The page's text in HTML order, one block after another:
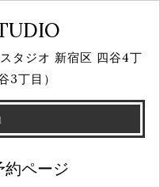
タジオ 新宿区 四谷4丁
3丁目）
ページ